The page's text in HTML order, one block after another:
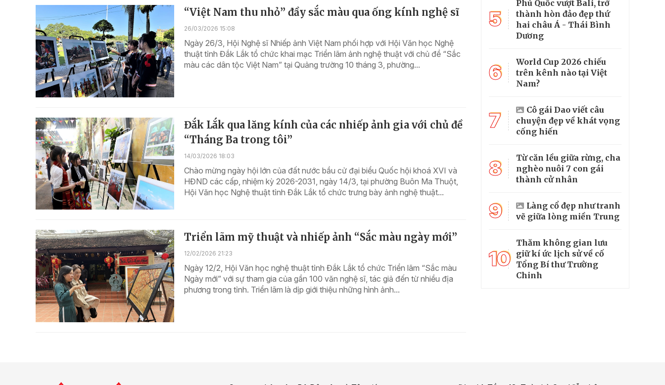
“Việt Nam thu nhỏ” đầy sắc màu qua ống kính nghệ sĩ
26/03/2026 15:08
Ngày 26/3, Hội Nghệ sĩ Nhiếp ảnh Việt Nam phối hợp với Hội Văn học Nghệ
thuật tỉnh Đắk Lắk tổ chức khai mạc Triển lãm ảnh nghệ thuật với chủ đề “Sắc
màu các dân tộc Việt Nam” tại Quảng trường 10 tháng 3, phường...
Đắk Lắk qua lăng kính của các nhiếp ảnh gia với chủ đề
“Tháng Ba trong tôi”
14/03/2026 18:03
Chào mừng ngày hội lớn của đất nước bầu cử đại biểu Quốc hội khoá XVI và
HĐND các cấp, nhiệm kỳ 2026-2031, ngày 14/3, tại phường Buôn Ma Thuột,
Hội Văn học Nghệ thuật tỉnh Đắk Lắk tổ chức trưng bày ảnh nghệ thuật...
Triển lãm mỹ thuật và nhiếp ảnh “Sắc màu ngày mới”
12/02/2026 21:23
Ngày 12/2, Hội Văn học nghệ thuật tỉnh Đắk Lắk tổ chức Triển lãm “Sắc màu
Ngày mới” với sự tham gia của gần 100 văn nghệ sĩ, tác giả đến từ nhiều địa
phương trong tỉnh. Triển lãm là dịp giới thiệu những hình ảnh...
5
Phú Quốc vượt Bali, trở
thành hòn đảo đẹp thứ
hai châu Á - Thái Bình
Dương
6
World Cup 2026 chiếu
trên kênh nào tại Việt
Nam?
7
Cô gái Dao viết câu
chuyện đẹp về khát vọng
cống hiến
8
Từ căn lều giữa rừng, cha
nghèo nuôi 7 con gái
thành cử nhân
9
Làng cổ đẹp như tranh
vẽ giữa lòng miền Trung
10
Thăm không gian lưu
giữ kí ức lịch sử về cố
Tổng Bí thư Trường
Chinh